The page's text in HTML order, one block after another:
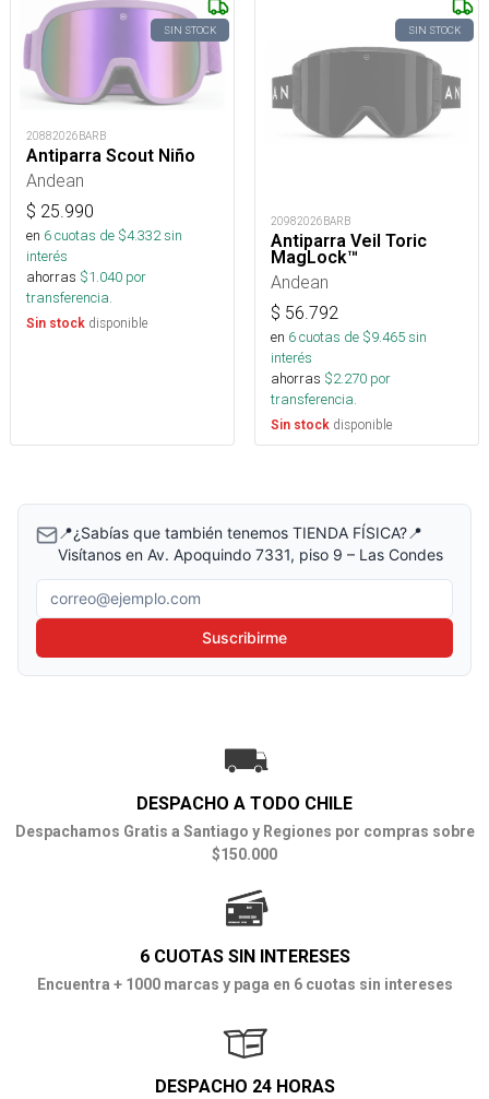
SIN STOCK
20882026BARB
Antiparra Scout Niño
Andean
$ 25.990
en 6cuotas de $4.332sin
interés
ahorras $1.040 por
transferencia.
Sin stock disponible
SIN STOCK
20982026BARB
Antiparra Veil Toric
MagLock™
Andean
$ 56.792
en 6cuotas de $9.465sin
interés
ahorras $2.270 por
transferencia.
Sin stock disponible
📍¿Sabías que también tenemos TIENDA FÍSICA?📍
Visítanos en Av. Apoquindo 7331, piso 9 – Las Condes
Correo electrónico
Suscribirme
DESPACHO A TODO CHILE
Despachamos Gratis a Santiago y Regiones por compras sobre
$150.000
6 CUOTAS SIN INTERESES
Encuentra + 1000 marcas y paga en 6 cuotas sin intereses
DESPACHO 24 HORAS